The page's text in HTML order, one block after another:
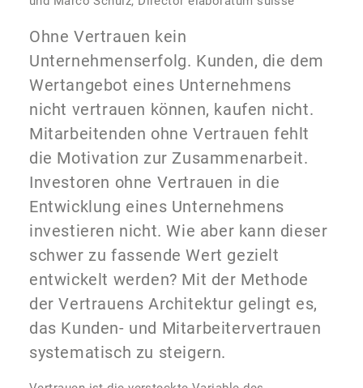
Ohne Vertrauen kein
Unternehmenserfolg. Kunden, die dem
Wertangebot eines Unternehmens
nicht vertrauen können, kaufen nicht.
Mitarbeitenden ohne Vertrauen fehlt
die Motivation zur Zusammenarbeit.
Investoren ohne Vertrauen in die
Entwicklung eines Unternehmens
investieren nicht. Wie aber kann dieser
schwer zu fassende Wert gezielt
entwickelt werden? Mit der Methode
der Vertrauens Architektur gelingt es,
das Kunden- und Mitarbeitervertrauen
systematisch zu steigern.